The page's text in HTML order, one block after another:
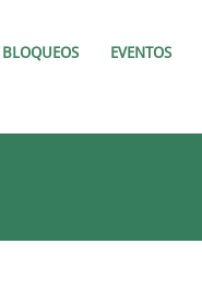
BLOQUEOS EVENTOS